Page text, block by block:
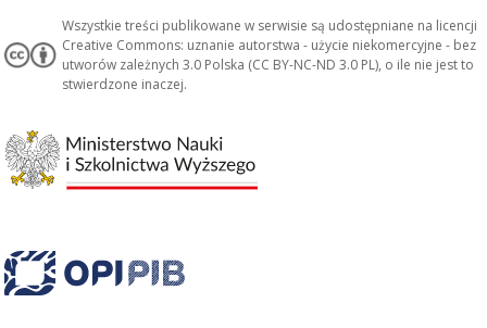
Wszystkie treści publikowane w serwisie są udostępniane na licencji
Creative Commons: uznanie autorstwa - użycie niekomercyjne - bez
utworów zależnych 3.0 Polska (CC BY-NC-ND 3.0 PL), o ile nie jest to
stwierdzone inaczej.